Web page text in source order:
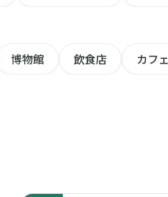
博物館 飲食店 カフェ